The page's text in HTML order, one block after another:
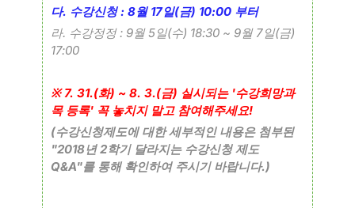
다. 수강신청: 8월 17일(금) 10:00 부터
라. 수강정정: 9월5일(수) 18:30 ~ 9월 7일(금)
17:00
※7. 31.(화) ~ 8. 3.(금) 실시되는 '수강희망과
목 등록' 꼭 놓치지 말고 참여해주세요!
(수강신청제도에 대한 세부적인 내용은 첨부된
"2018년2학기 달라지는 수강신청 제도
Q&A"를 통해 확인하여 주시기 바랍니다.)